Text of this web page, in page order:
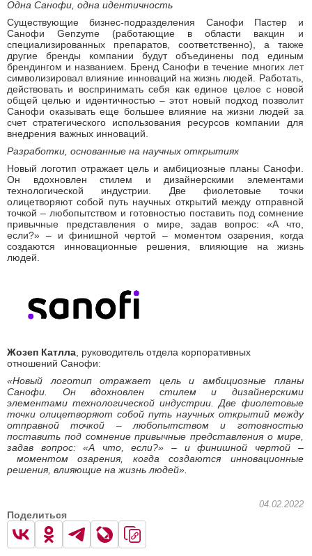
Одна Санофи, одна идентичность
Существующие бизнес-подразделения Санофи Пастер и
Санофи Genzyme (работающие в области вакцин и
специализированных препаратов, соответственно), а также
другие бренды компании будут объединены под единым
брендингом и названием. Бренд Санофи в течение многих лет
символизировал влияние инноваций на жизнь людей. Работать,
действовать и воспринимать себя как единое целое с новой
общей целью и идентичностью – этот новый подход позволит
Санофи оказывать еще большее влияние на жизни людей за
счет стратегического использования ресурсов компании для
внедрения важных инноваций.
Разработки, основанные на научных открытиях
Новый логотип отражает цель и амбициозные планы Санофи.
Он вдохновлен стилем и дизайнерскими элементами
технологической индустрии. Две фиолетовые точки
олицетворяют собой путь научных открытий между отправной
точкой – любопытством и готовностью поставить под сомнение
привычные представления о мире, задав вопрос: «А что,
если?» – и финишной чертой – моментом озарения, когда
создаются инновационные решения, влияющие на жизнь
людей.
Жозеп Катлла , руководитель отдела корпоративных
отношений Санофи:
«Новый логотип отражает цель и амбициозные планы
Санофи. Он вдохновлен стилем и дизайнерскими
элементами технологической индустрии. Две фиолетовые
точки олицетворяют собой путь научных открытий между
отправной точкой – любопытством и готовностью
поставить под сомнение привычные представления о мире,
задав вопрос: «А что, если?»– и финишной чертой –
моментом озарения, когда создаются инновационные
решения, влияющие на жизнь людей».
04.02.2022
Поделиться